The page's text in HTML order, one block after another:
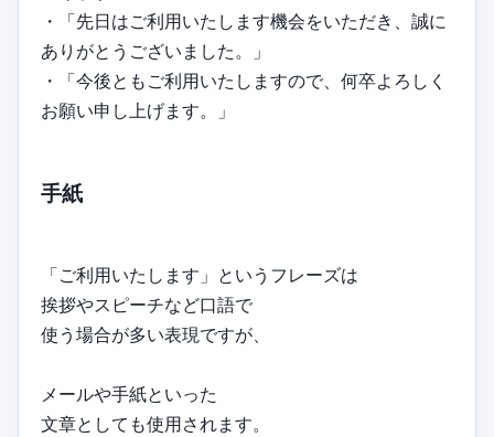
・「先日はご利用いたします機会をいただき、誠に
ありがとうございました。」
・「今後ともご利用いたしますので、何卒よろしく
お願い申し上げます。」
手紙
「ご利用いたします」というフレーズは
挨拶やスピーチなど口語で
使う場合が多い表現ですが、
メールや手紙といった
文章としても使用されます。